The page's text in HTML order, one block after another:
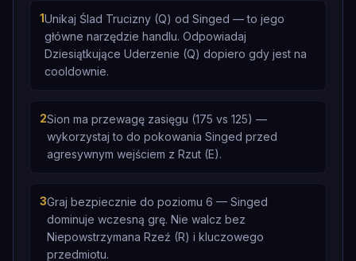
1Unikaj Ślad Trucizny (Q) od Singed — to jego
główne narzędzie handlu. Odpowiadaj
Dziesiątkujące Uderzenie (Q) dopiero gdy jest na
cooldownie.
2Sion ma przewagę zasięgu (175 vs 125) —
wykorzystaj to do pokowania Singed przed
agresywnym wejściem z Rzut (E).
3Graj bezpiecznie do poziomu 6 — Singed
dominuje wczesną grę. Nie walcz bez
Niepowstrzymana Rzeź (R) i kluczowego
przedmiotu.